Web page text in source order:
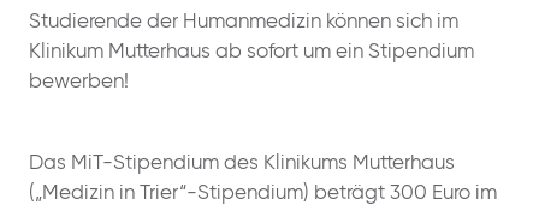
Studierende der Humanmedizin können sich im
Klinikum Mutterhaus ab sofort um ein Stipendium
bewerben!
Das MiT-Stipendium des Klinikums Mutterhaus
(„Medizin in Trier“-Stipendium) beträgt 300 Euro im